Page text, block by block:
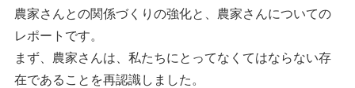
農家さんとの関係づくりの強化と、農家さんについての
レポートです。
まず、農家さんは、私たちにとってなくてはならない存
在であることを再認識しました。